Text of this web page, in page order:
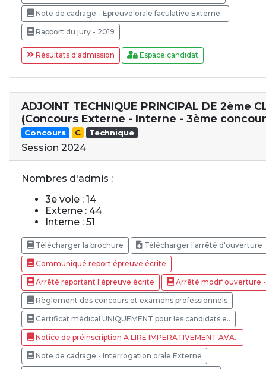
Note de cadrage - Epreuve orale faculative Externe..
Rapport du jury - 2019
Résultats d'admission Espace candidat
ADJOINT TECHNIQUE PRINCIPAL DE 2ème
(Concours Externe - Interne - 3ème
Concours C Technique
Session 2024
Nombres d'admis :
3e voie : 14
Externe : 44
Interne : 51
Télécharger la brochure Télécharger l'arrêté d'ouverture
Communiqué report épreuve écrite
Arrêté reportant l'épreuve écrite Arrêté modif ouverture
Règlement des concours et examens professionnels
Certificat médical UNIQUEMENT pour les candidats e..
Notice de préinscription A LIRE IMPERATIVEMENT AVA..
Note de cadrage - Interrogation orale Externe